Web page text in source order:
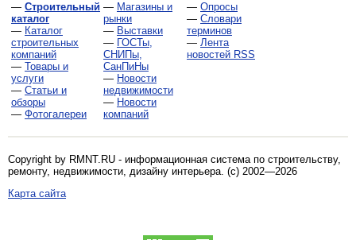
— Строительный
каталог
— Каталог
строительных
компаний
— Товары и
услуги
— Статьи и
обзоры
— Фотогалереи
— Магазины и
рынки
— Выставки
— ГОСТы,
СНИПы,
СанПиНы
— Новости
недвижимости
— Новости
компаний
— Опросы
— Словари
терминов
— Лента
новостей RSS
Copyright by RMNT.RU - информационная система по строительству,
ремонту, недвижимости, дизайну интерьера. (c) 2002—2026
Карта сайта